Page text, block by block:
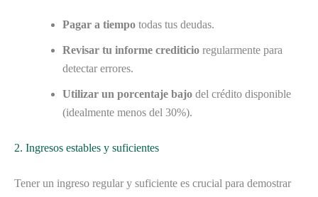
Pagar a tiempo todas tus deudas.
Revisar tu informe crediticio regularmente para
detectar errores.
Utilizar un porcentaje bajo del crédito disponible
(idealmente menos del 30%).
2. Ingresos estables y suficientes
Tener un ingreso regular y suficiente es crucial para demostrar